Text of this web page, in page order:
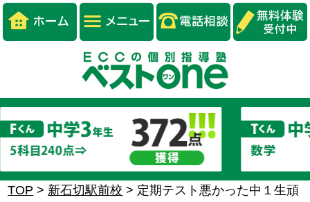
TOP > 新石切駅前校 > 定期テスト悪かった中１生頑